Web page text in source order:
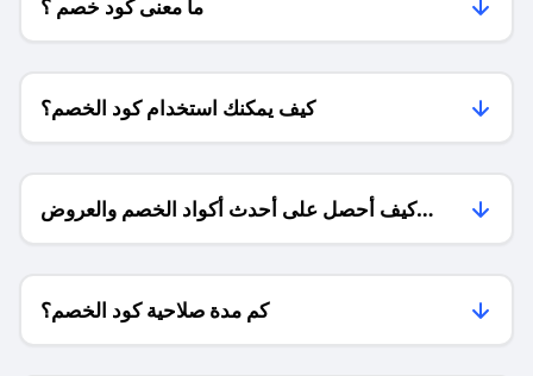
ما معنى كود خصم ؟
كيف يمكنك استخدام كود الخصم؟
كيف أحصل على أحدث أكواد الخصم والعروض
للمتاجر؟
كم مدة صلاحية كود الخصم؟